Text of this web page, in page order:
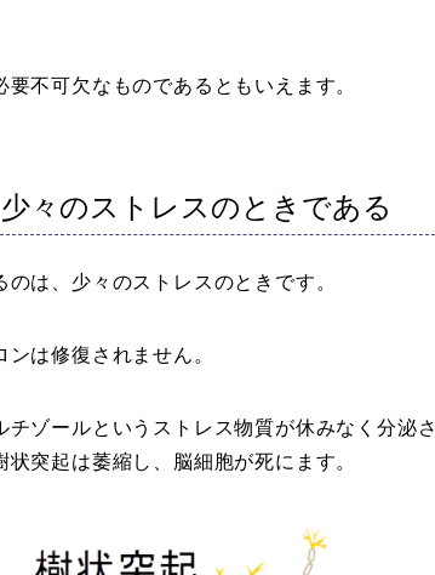
不可欠なものであるともいえます。
々のストレスのときである
は、少々のストレスのときです。
は修復されません。
ゾールというストレス物質が休みなく分泌さ
突起は萎縮し、脳細胞が死にます。